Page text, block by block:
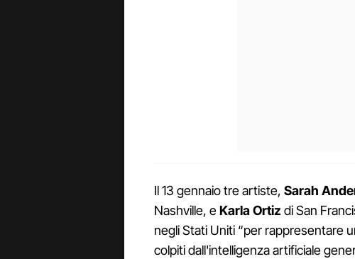
Il 13 gennaio tre artiste, Sarah
Nashville, eKarla Ortiz di San
negli Stati Uniti “per rappresentare
colpiti dall'intelligenza artificiale